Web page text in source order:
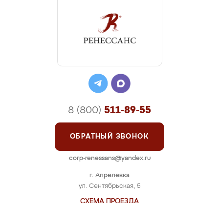
г. Апрелевка
ул. Сентябрьская, 5
СХЕМА ПРОЕЗДА
8 (800) 511-89-55
ОБРАТНЫЙ ЗВОНОК
corp-renessans@yandex.ru